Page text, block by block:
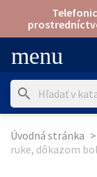
menu
search
Úvodná stránka
ruke, dôkazom